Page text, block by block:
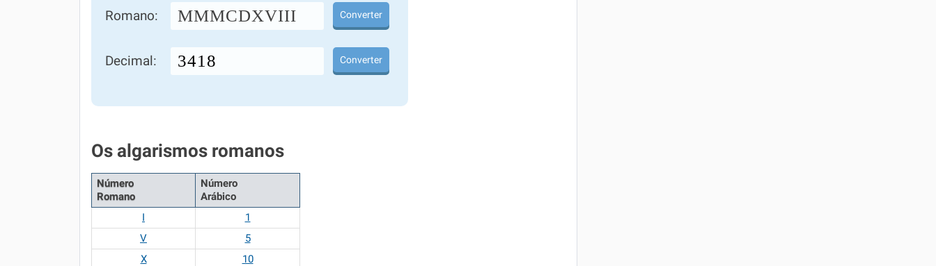
Romano: MMMCDXVIII Converter
Decimal: Converter
Os algarismos romanos
Número
Romano
Número
Arábico
I
1
V
5
X
10